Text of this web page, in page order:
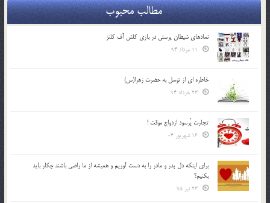
مطالب محبوب
نمادهای شیطان پرستی در بازی کلش آف کلنز
خاطره ای از توسل به حضرت زهرا(س)
تجارت پُرسود ازدواج موقت !
براي اينكه دل پدر و مادر را به دست آوريم و هميشه از ما راضي باشند چكار بايد
بكنيم؟